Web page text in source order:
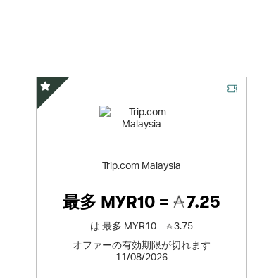
Trip.com Malaysia
最多 MYR10 = 7.25
は 最多 MYR10 =
3.75
オファーの有効期限が切れます
11/08/2026
スペシャルオファー